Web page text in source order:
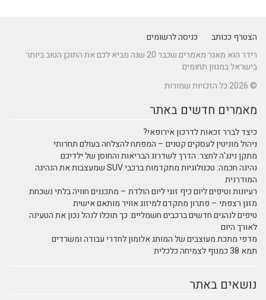
הצטרף ככותב
כניסה לרשומים
רידר הוא מאגר מאמרים שכבר 20 שנה מביא לכם את התוכן הטוב ביותר
בישראל במגוון תחומים.
© 2026 כל הזכויות שמורות
מאמרים חדשים באתר
כיצד לברר זכאות לדרכון אירופאי?
ניהול מוניטין לעסקים קטנים – המפתח להצלחה בעולם תחרותי
מתקן נינג'ה לחצר: הדרך לשדרוג הבריאות והחוסן של ילדיכם
נהיגה חכמה: טכנולוגיות מתקדמות ברכבי SUV שמעצבות את הנהיגה
המודרנית
רעיונות וטיפים ליום כיף זוגי ליום הולדת – מתכננים חוויה בלתי נשכחת
מזגן רצפתי – פתרון מתקדם למיזוג אוויר מותאם אישית
טיפים לנהגים חדשים ברכבים חשמליים: כך תוכלו לנהל נכון את הטעינה
לאורך היום
מדפי מתכת מעוצבים של המותג אלומון לחדרי עבודה ומשרדים
תמא 38 כמנוף לצמיחה כלכלית
נושאים באתר